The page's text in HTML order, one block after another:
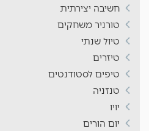
חשיבה יצירתית
טורניר משחקים
טיול שנתי
טיזרים
טיפים לסטודנטים
טנזניה
יויו
יום הורים